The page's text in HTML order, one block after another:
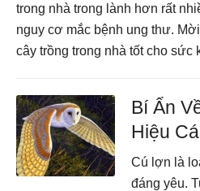
trong nhà trong lành hơn rất
nguy cơ mắc bệnh ung thư.
cây trồng trong nhà tốt cho sức
Bí Ẩn
Hiệu
Cú lợn là
đáng yêu.